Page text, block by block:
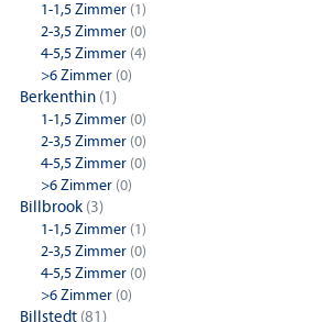
1-1,5 Zimmer (1)
2-3,5 Zimmer (0)
4-5,5 Zimmer (4)
>6 Zimmer (0)
Berkenthin (1)
1-1,5 Zimmer (0)
2-3,5 Zimmer (0)
4-5,5 Zimmer (0)
>6 Zimmer (0)
Billbrook (3)
1-1,5 Zimmer (1)
2-3,5 Zimmer (0)
4-5,5 Zimmer (0)
>6 Zimmer (0)
Billstedt (81)